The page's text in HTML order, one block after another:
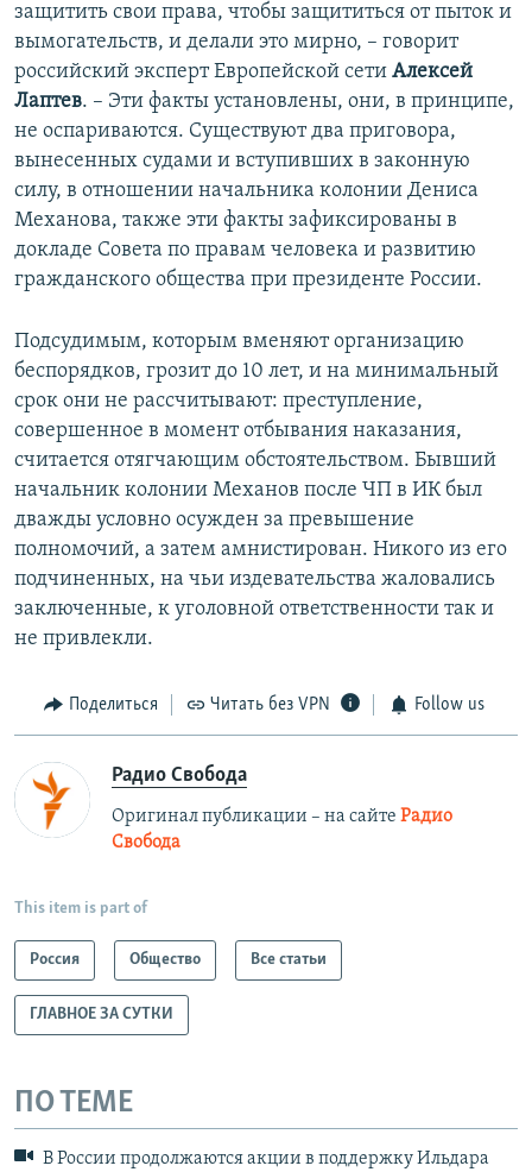
защитить свои права, чтобы защититься от пыток и
вымогательств, и делали это мирно, – говорит
российский эксперт Европейской сети Алексей
Лаптев. – Эти факты установлены, они, в принципе,
не оспариваются. Существуют два приговора,
вынесенных судами и вступивших в законную
силу, в отношении начальника колонии Дениса
Механова, также эти факты зафиксированы в
докладе Совета по правам человека и развитию
гражданского общества при президенте России.
Подсудимым, которым вменяют организацию
беспорядков, грозит до 10 лет, и на минимальный
срок они не рассчитывают: преступление,
совершенное в момент отбывания наказания,
считается отягчающим обстоятельством. Бывший
начальник колонии Механов после ЧП в ИК был
дважды условно осужден за превышение
полномочий, а затем амнистирован. Никого из его
подчиненных, на чьи издевательства жаловались
заключенные, к уголовной ответственности так и
не привлекли.
Поделиться Читать без VPN Follow us
Радио Свобода
Оригинал публикации – на сайте Радио
Свобода
This item is part of
Россия Общество Все статьи
ГЛАВНОЕ ЗА СУТКИ
ПО ТЕМЕ
В России продолжаются акции в поддержку Ильдара